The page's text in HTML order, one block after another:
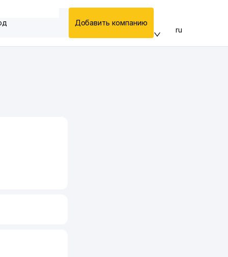
Добавить компанию
ru